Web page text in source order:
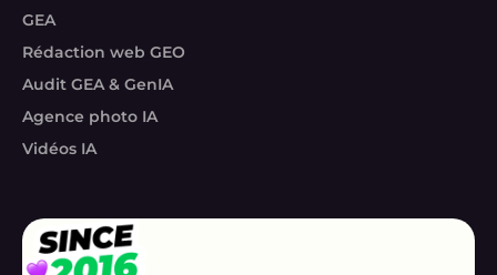
GEA
Rédaction web GEO
Audit GEA & GenIA
Agence photo IA
Vidéos IA